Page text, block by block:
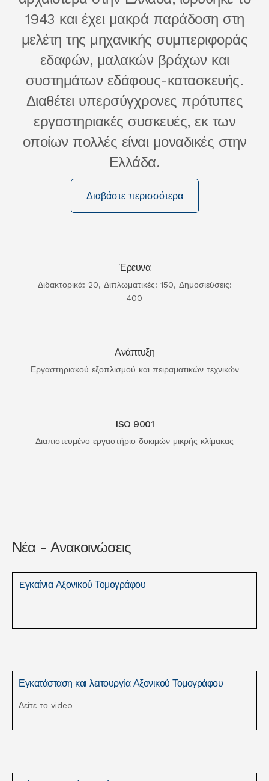
1943 και έχει μακρά παράδοση στη
μελέτη της μηχανικής συμπεριφοράς
εδαφών, μαλακών βράχων και
συστημάτων εδάφους-κατασκευής.
Διαθέτει υπερσύγχρονες πρότυπες
εργαστηριακές συσκευές, εκ των
οποίων πολλές είναι μοναδικές στην
Ελλάδα.
Διαβάστε περισσότερα
Έρευνα
Διδακτορικά: 20, Διπλωματικές: 150, Δημοσιεύσεις:
400
Ανάπτυξη
Εργαστηριακού εξοπλισμού και πειραματικών τεχνικών
ISO 9001
Διαπιστευμένο εργαστήριο δοκιμών μικρής κλίμακας
Νέα - Ανακοινώσεις
Eγκαίνια Αξονικού Τομογράφου
Εγκατάσταση και λειτουργία Αξονικού Τομογράφου
Δείτε το video